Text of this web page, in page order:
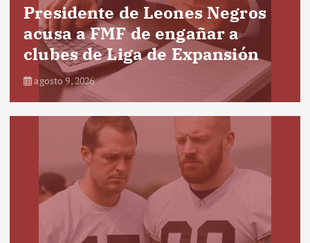
Presidente de Leones Negros
acusa a FMF de engañar a
clubes de Liga de Expansión
agosto 9, 2026